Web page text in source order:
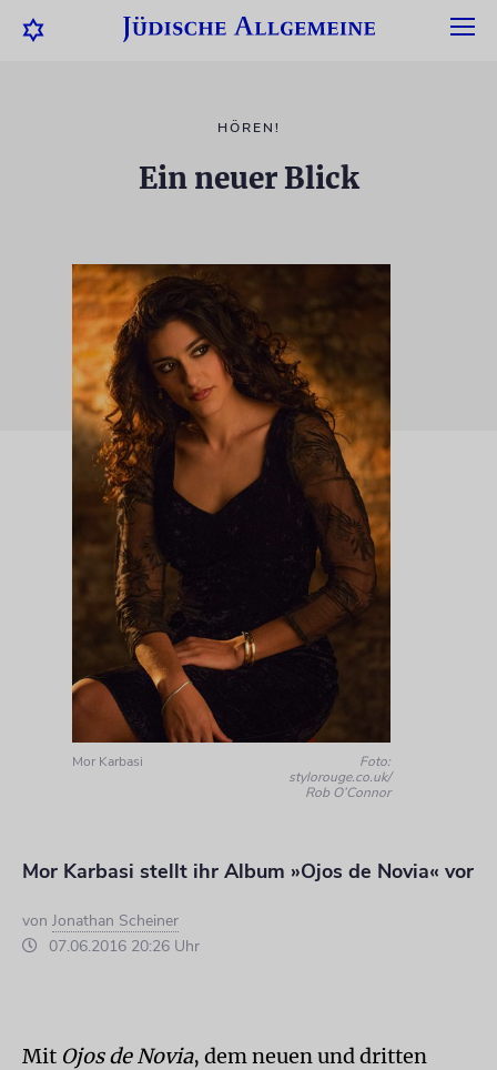
HÖREN!
Ein neuer Blick
Mor Karbasi
Foto:
stylorouge.co.uk/
Rob O’Connor
Mor Karbasi stellt ihr Album »Ojos de Novia« vor
von Jonathan Scheiner
07.06.2016 20:26 Uhr
Mit Ojos de Novia, dem neuen und dritten